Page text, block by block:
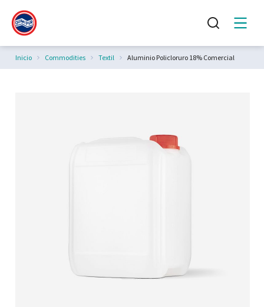
Estás aquí:
Inicio Commodities Textil Aluminio Policloruro 18% Comercial